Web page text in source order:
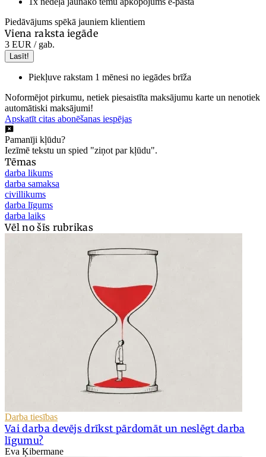
Piedāvājums spēkā jauniem klientiem
Viena raksta iegāde
3 EUR / gab.
Lasīt!
Piekļuve rakstam 1 mēnesi no iegādes brīža
Noformējot pirkumu, netiek piesaistīta maksājumu karte un nenotiek
automātiski maksājumi!
Apskatīt citas abonēšanas iespējas
Pamanīji kļūdu?
Iezīmē tekstu un spied "ziņot par kļūdu".
Tēmas
darba likums
darba samaksa
civillikums
darba līgums
darba laiks
Vēl no šīs rubrikas
Darba tiesības
Vai darba devējs drīkst pārdomāt un neslēgt darba
līgumu?
Eva Ķibermane